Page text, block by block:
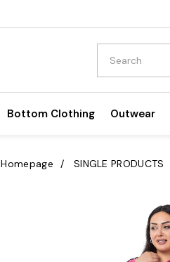
Bottom Clothing Outwear
Homepage SINGLE PRODUCTS